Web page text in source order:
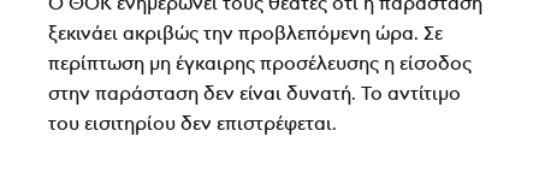
ξεκινάει ακριβώς την προβλεπόμενη ώρα. Σε
περίπτωση μη έγκαιρης προσέλευσης η είσοδος
στην παράσταση δεν είναι δυνατή. Το αντίτιμο
του εισιτηρίου δεν επιστρέφεται.